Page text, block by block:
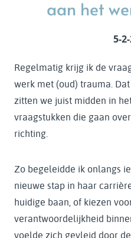
aan het
5-
Regelmatig krijg ik de
werk met (oud) trauma.
zitten we juist midden in
vraagstukken die gaan
richting.
Zo begeleidde ik onlangs
nieuwe stap in haar
huidige baan, of kiezen
verantwoordelijkheid
voelde zich gevleid door